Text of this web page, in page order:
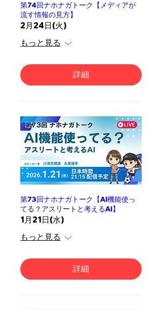
第74回ナホナガトーク【メディアが
流す情報の見方】
2月24日(火)
もっと見る
詳細
第73回ナホナガトーク【AI機能使っ
てる？アスリートと考えるAI】
1月21日(水)
もっと見る
詳細